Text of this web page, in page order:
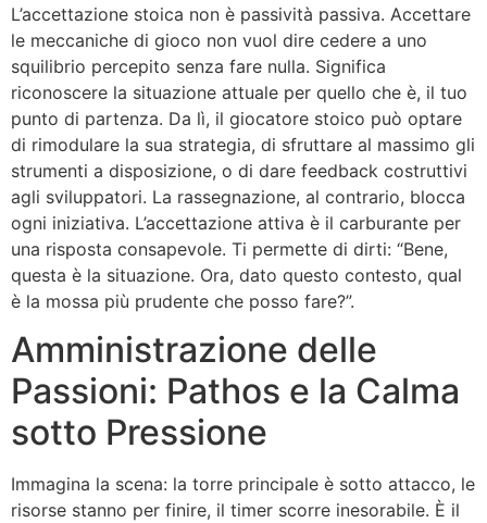
L’accettazione stoica non è passività passiva. Accettare
le meccaniche di gioco non vuol dire cedere a uno
squilibrio percepito senza fare nulla. Significa
riconoscere la situazione attuale per quello che è, il tuo
punto di partenza. Da lì, il giocatore stoico può optare
di rimodulare la sua strategia, di sfruttare al massimo gli
strumenti a disposizione, o di dare feedback costruttivi
agli sviluppatori. La rassegnazione, al contrario, blocca
ogni iniziativa. L’accettazione attiva è il carburante per
una risposta consapevole. Ti permette di dirti: “Bene,
questa è la situazione. Ora, dato questo contesto, qual
è la mossa più prudente che posso fare?”.
Amministrazione delle
Passioni: Pathos e la Calma
sotto Pressione
Immagina la scena: la torre principale è sotto attacco, le
risorse stanno per finire, il timer scorre inesorabile. È il